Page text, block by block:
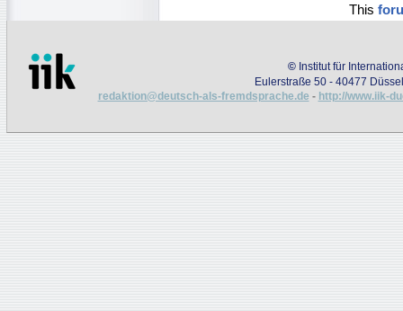
This
© Institut für
Eulerstraße 50 - 40477
redaktion@deutsch-als-fremdsprache.de - http://www.iik-